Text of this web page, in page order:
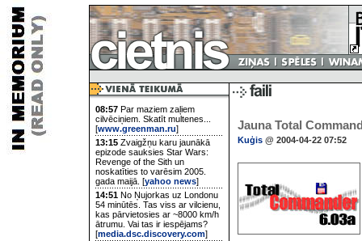
08:57 Par maziem zaļiem
cilvēciņiem. Skatīt multenes...
[www.greenman.ru]
13:15 Zvaigžņu karu jaunākā
epizode sauksies Star Wars:
Revenge of the Sith un
noskatīties to varēsim 2005.
gada maijā. [yahoo news]
14:51 No Ņujorkas uz Londonu
54 minūtēs. Tas viss ar vilcienu,
kas pārvietosies ar ~8000 km/h
ātrumu. Vai tas ir iespējams?
[media.dsc.discovery.com]
Jauna Total
Kuģis @ 2004-04-22 07:52